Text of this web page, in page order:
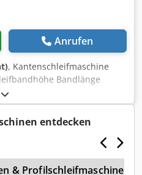
Anrufen
, Kantenschleifmaschine
Bandlänge
Oszillation
das Bedienfeld
0,37kw CE-zertifiziert
Ab Sef
entdecken
& Profilschleifmaschinen